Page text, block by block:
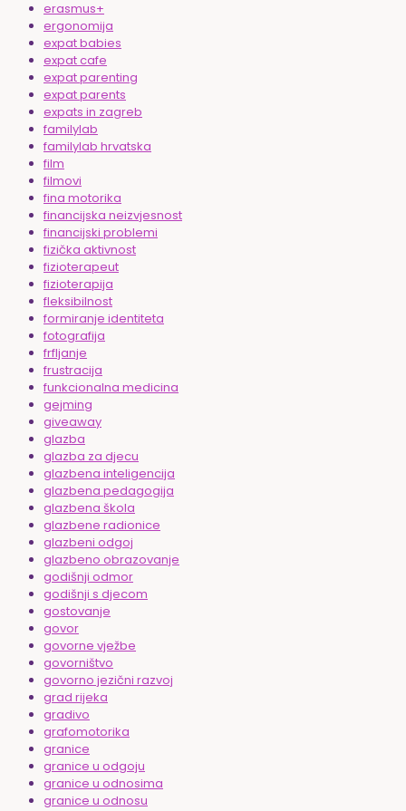
erasmus+
ergonomija
expat babies
expat cafe
expat parenting
expat parents
expats in zagreb
familylab
familylab hrvatska
film
filmovi
fina motorika
financijska neizvjesnost
financijski problemi
fizička aktivnost
fizioterapeut
fizioterapija
fleksibilnost
formiranje identiteta
fotografija
frfljanje
frustracija
funkcionalna medicina
gejming
giveaway
glazba
glazba za djecu
glazbena inteligencija
glazbena pedagogija
glazbena škola
glazbene radionice
glazbeni odgoj
glazbeno obrazovanje
godišnji odmor
godišnji s djecom
gostovanje
govor
govorne vježbe
govorništvo
govorno jezični razvoj
grad rijeka
gradivo
grafomotorika
granice
granice u odgoju
granice u odnosima
granice u odnosu